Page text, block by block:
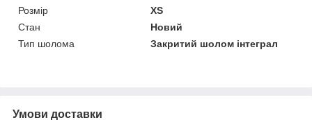
Розмір
XS
Стан
Новий
Тип шолома
Закритий шолом інтеграл
Умови доставки